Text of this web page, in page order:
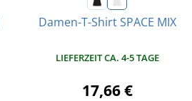
Damen-T-Shirt SPACE MIX
LIEFERZEIT CA. 4-5 TAGE
17,66 €